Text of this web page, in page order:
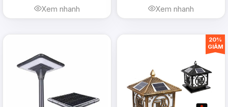
Xem nhanh Xem nhanh
20%
GIẢM